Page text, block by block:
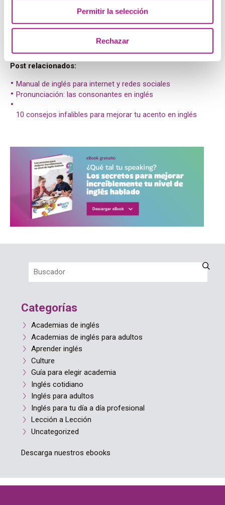
Permitir la selección
Rechazar
Up to my eyeballs:hasta las narices.
Way to go!:¡muy bien!I heard you got a promotion
Post relacionados:
Manual de inglés para internet y redes sociales
Pronunciación: las consonantes en inglés
10 consejos infalibles para mejorar tu acento en inglés
Categorías
Academias de inglés
Academias de inglés para adultos
Aprender inglés
Culture
Guía para elegir academia
Inglés cotidiano
Inglés para adultos
Inglés para tu día a día profesional
Lección a Lección
Uncategorized
Descarga nuestros ebooks